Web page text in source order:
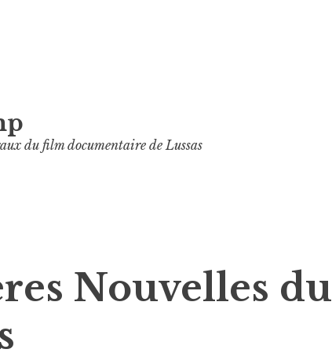
du film documentaire de Lussas
Nouvelles du